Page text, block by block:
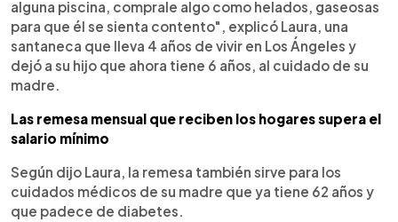
alguna piscina, comprale algo como helados, gaseosas
para que él se sienta contento", explicó Laura, una
santaneca que lleva 4 años de vivir en Los Ángeles y
dejó a su hijo que ahora tiene 6 años, al cuidado de su
madre.
Las remesa mensual que reciben los hogares supera el
salario mínimo
Según dijo Laura, la remesa también sirve para los
cuidados médicos de su madre que ya tiene 62 años y
que padece de diabetes.